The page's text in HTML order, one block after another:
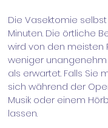
Die Vasektomie
Minuten. Die örtliche
wird von den meisten
weniger
als erwartet. Falls Sie
sich während der
Musik oder einem
lassen.